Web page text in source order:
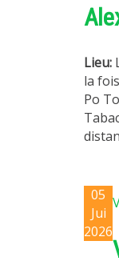
Lieu:
la
Po
05
Jui
2026